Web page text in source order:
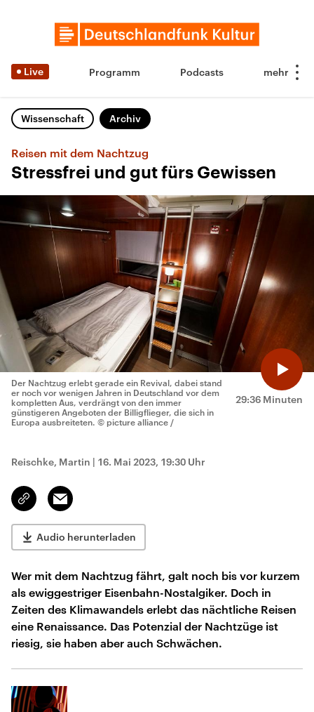
Live Programm Podcasts
Wissenschaft Archiv
Reisen mit dem Nachtzug
Stressfrei und gut fürs Gewissen
29:36 Minuten
Der Nachtzug erlebt gerade ein Revival, dabei stand
er noch vor wenigen Jahren in Deutschland vor dem
kompletten Aus, verdrängt von den immer
günstigeren Angeboten der Billigflieger, die sich in
Europa ausbreiteten. © picture alliance /
Reischke, Martin | 16. Mai 2023, 19:30 Uhr
Link
kopieren/teilen
Email
Audio herunterladen
Wer mit dem Nachtzug fährt, galt noch bis vor kurzem
als ewiggestriger Eisenbahn-Nostalgiker. Doch in
Zeiten des Klimawandels erlebt das nächtliche Reisen
eine Renaissance. Das Potenzial der Nachtzüge ist
riesig, sie haben aber auch Schwächen.